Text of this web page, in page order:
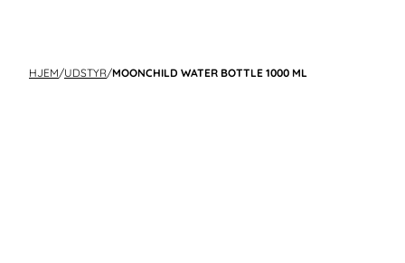
HJEM/UDSTYR/MOONCHILD WATER BOTTLE 1000 ML